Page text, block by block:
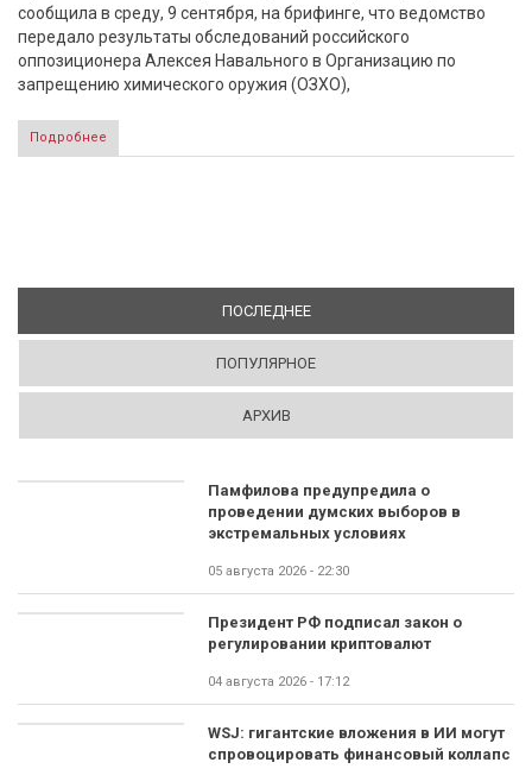
сообщила в среду, 9 сентября, на брифинге, что ведомство
передало результаты обследований российского
оппозиционера Алексея Навального в Организацию по
запрещению химического оружия (ОЗХО),
Подробнее
ПОСЛЕДНЕЕ(АКТИВНАЯ ВКЛАДКА)
ПОПУЛЯРНОЕ
АРХИВ
Памфилова предупредила о
проведении думских выборов в
экстремальных условиях
05 августа 2026 - 22:30
Президент РФ подписал закон о
регулировании криптовалют
04 августа 2026 - 17:12
WSJ: гигантские вложения в ИИ могут
спровоцировать финансовый коллапс